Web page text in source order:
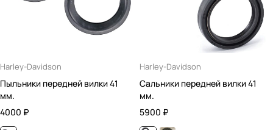
Harley-Davidson
Пыльники передней вилки 41
мм.
4000 ₽
Harley-Davidson
Сальники передней вилки 41
мм.
5900 ₽